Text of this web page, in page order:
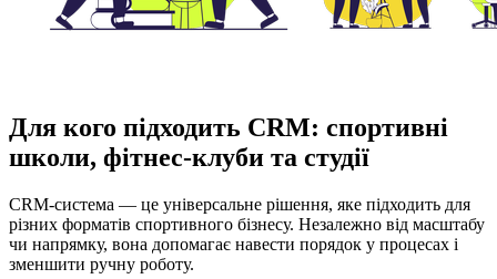
Для кого підходить CRM: спортивні
школи, фітнес-клуби та студії
CRM-система — це універсальне рішення, яке підходить для
різних форматів спортивного бізнесу. Незалежно від масштабу
чи напрямку, вона допомагає навести порядок у процесах і
зменшити ручну роботу.